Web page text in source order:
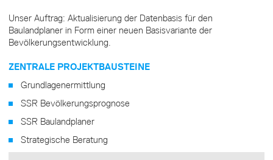
Unser Auftrag: Aktualisierung der Datenbasis für den
Baulandplaner in Form einer neuen Basisvariante der
Bevölkerungsentwicklung.
ZENTRALE PROJEKTBAUSTEINE
Grundlagenermittlung
SSR Bevölkerungsprognose
SSR Baulandplaner
Strategische Beratung